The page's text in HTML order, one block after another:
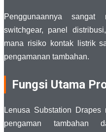
Penggunaannya
switchgear, panel
mana risiko kontak listrik
pengamanan tambahan.
Fungsi Utama
Lenusa Substation
pengaman tambahan